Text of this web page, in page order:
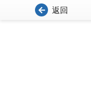
返回